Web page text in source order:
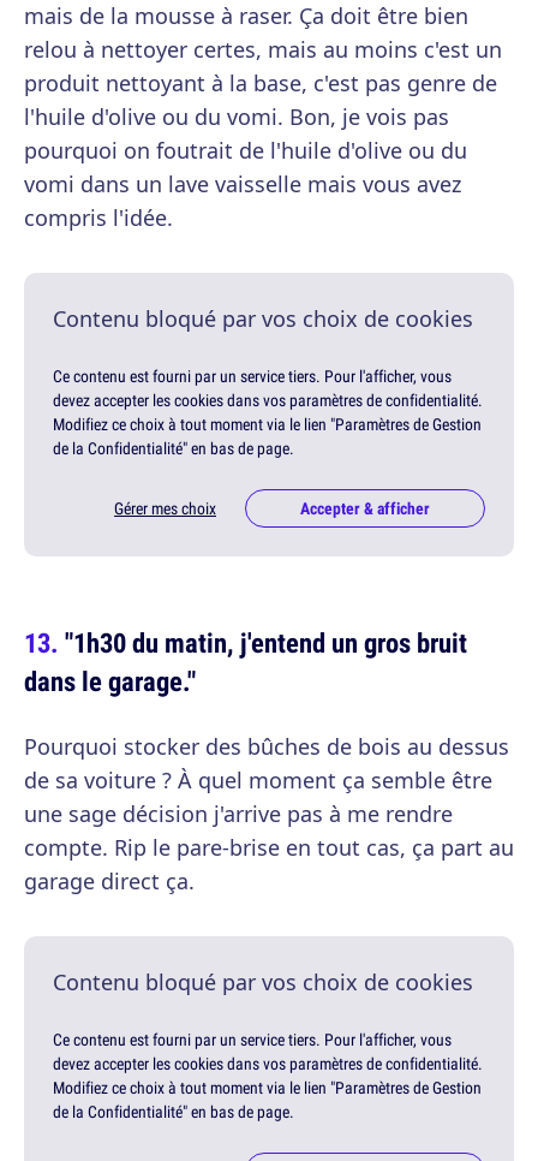
mais de la mousse à raser. Ça doit être bien
relou à nettoyer certes, mais au moins c'est un
produit nettoyant à la base, c'est pas genre de
l'huile d'olive ou du vomi. Bon, je vois pas
pourquoi on foutrait de l'huile d'olive ou du
vomi dans un lave vaisselle mais vous avez
compris l'idée.
Contenu bloqué par vos choix de cookies
Ce contenu est fourni par un service tiers. Pour l'afficher, vous
devez accepter les cookies dans vos paramètres de confidentialité.
Modifiez ce choix à tout moment via le lien "Paramètres de Gestion
de la Confidentialité" en bas de page.
Gérer mes choix Accepter & afficher
"1h30 du matin, j'entend un gros bruit
dans le garage."
Pourquoi stocker des bûches de bois au dessus
de sa voiture ? À quel moment ça semble être
une sage décision j'arrive pas à me rendre
compte. Rip le pare-brise en tout cas, ça part au
garage direct ça.
Contenu bloqué par vos choix de cookies
Ce contenu est fourni par un service tiers. Pour l'afficher, vous
devez accepter les cookies dans vos paramètres de confidentialité.
Modifiez ce choix à tout moment via le lien "Paramètres de Gestion
de la Confidentialité" en bas de page.